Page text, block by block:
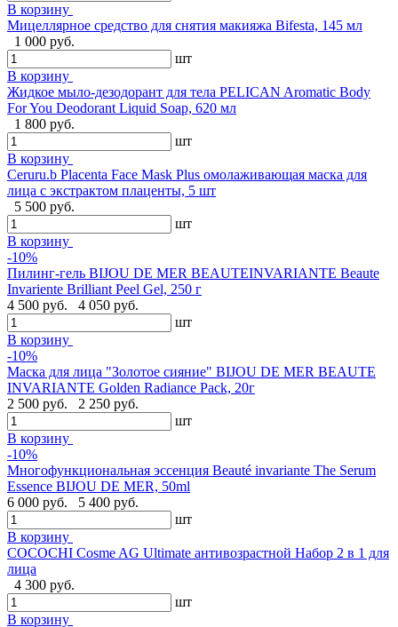
В корзину
Мицеллярное средство для снятия макияжа Bifesta, 145 мл
1 000 руб.
шт
В корзину
Жидкое мыло-дезодорант для тела PELICAN Aromatic Body
For You Deodorant Liquid Soap, 620 мл
1 800 руб.
шт
В корзину
Ceruru.b Placenta Face Mask Plus омолаживающая маска для
лица с экстрактом плаценты, 5 шт
5 500 руб.
шт
В корзину
-10%
Пилинг-гель BIJOU DE MER BEAUTEINVARIANTE Beaute
Invariente Brilliant Peel Gel, 250 г
4 500 руб.
4 050 руб.
шт
В корзину
-10%
Маска для лица "Золотое сияние" BIJOU DE MER BEAUTE
INVARIANTE Golden Radiance Pack, 20г
2 500 руб.
2 250 руб.
шт
В корзину
-10%
Многофункциональная эссенция Beauté invariante The Serum
Essence BIJOU DE MER, 50ml
6 000 руб.
5 400 руб.
шт
В корзину
COCOCHI Cosme AG Ultimate антивозрастной Набор 2 в 1 для
лица
4 300 руб.
шт
В корзину